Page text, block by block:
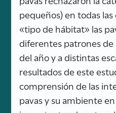
pequeños) en todas las
«tipo de hábitat» las
diferentes patrones de
del año y a distintas
resultados de este
comprensión de las
pavas y su ambiente